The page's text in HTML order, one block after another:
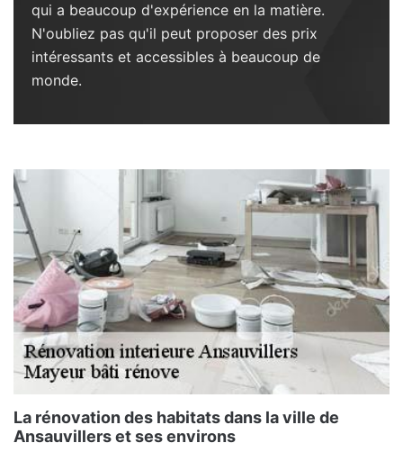
qui a beaucoup d'expérience en la matière.
N'oubliez pas qu'il peut proposer des prix
intéressants et accessibles à beaucoup de
monde.
La rénovation des habitats dans la ville de
Ansauvillers et ses environs